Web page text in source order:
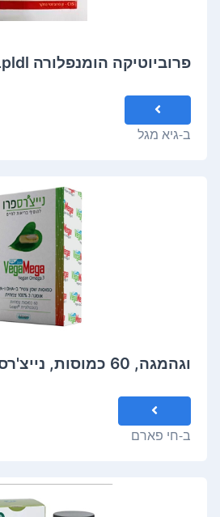
פרוביוטיקה הומנפלורה Lpldl קטגוריה 5
ב-גיא מגל
וגהמגה, 60 כמוסות, נייצ'רס פרו
ב-חי פארם